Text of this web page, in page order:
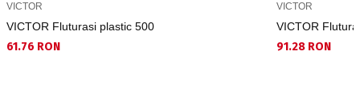
VICTOR
VICTOR Fluturasi plastic 500
61.76 RON
VICTOR
VICTOR
91.28 RON